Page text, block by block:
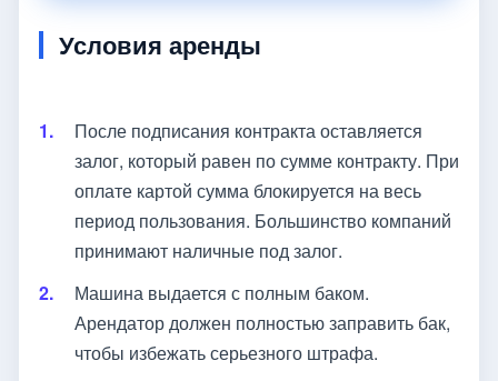
Условия аренды
После подписания контракта оставляется
залог, который равен по сумме контракту. При
оплате картой сумма блокируется на весь
период пользования. Большинство компаний
принимают наличные под залог.
Машина выдается с полным баком.
Арендатор должен полностью заправить бак,
чтобы избежать серьезного штрафа.